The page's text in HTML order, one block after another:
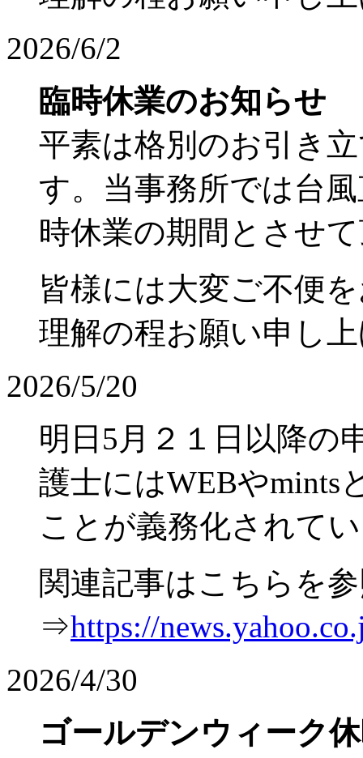
2026/6/2
臨時休業のお知らせ
平素は格別のお引き
す。当事務所では台
時休業の期間とさせ
皆様には大変ご不便
理解の程お願い申し
2026/5/20
明日5月２１日以降の
護士にはWEBやmints
ことが義務化されて
関連記事はこちらを
⇒https://
2026/4/30
ゴールデンウィーク